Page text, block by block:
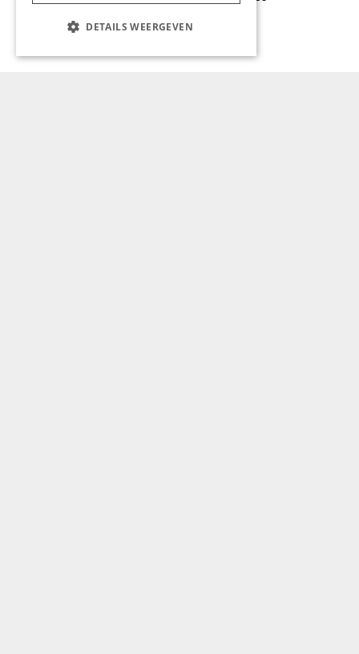
DETAILS WEERGEVEN